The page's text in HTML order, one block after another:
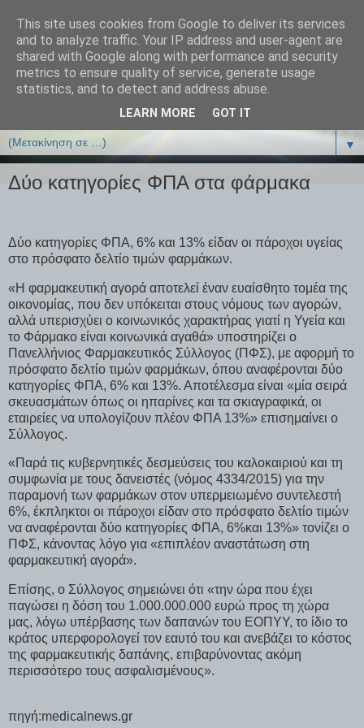
ΒΙΟΛΟΓΙΑonline.gr
Online Μαθήματα Βιολογίας
▼
Δύο κατηγορίες ΦΠΑ στα φάρμακα
Δύο κατηγορίες ΦΠΑ, 6% και 13% είδαν οι πάροχοι υγείας
στο πρόσφατο δελτίο τιμών φαρμάκων.
«Η φαρμακευτική αγορά αποτελεί έναν ευαίσθητο τομέα της
οικονομίας, που δεν υπόκειται στους νόμους των αγορών,
αλλά υπερισχύει ο κοινωνικός χαρακτήρας γιατί η Υγεία και
το Φάρμακο είναι κοινωνικά αγαθά» υποστηρίζει ο
Πανελλήνιος Φαρμακευτικός Σύλλογος (ΠΦΣ), με αφορμή το
πρόσφατο δελτίο τιμών φαρμάκων, όπου αναφέρονται δύο
κατηγορίες ΦΠΑ, 6% και 13%. Αποτέλεσμα είναι «μία σειρά
σκευασμάτων όπως οι ηπαρίνες και τα σκιαγραφικά, οι
εταιρείες να υπολογίζουν πλέον ΦΠΑ 13%» επισημαίνει ο
Σύλλογος.
«Παρά τις κυβερνητικές δεσμεύσεις του καλοκαιριού και τη
συμφωνία με τους δανειστές (νόμος 4334/2015) για την
παραμονή των φαρμάκων στον υπερμειωμένο συντελεστή
6%, έκπληκτοι οι πάροχοι είδαν στο πρόσφατο δελτίο τιμών
να αναφέρονται δύο κατηγορίες ΦΠΑ, 6%και 13%» τονίζει ο
ΠΦΣ, κάνοντας λόγο για «επιπλέον αναστάτωση στη
φαρμακευτική αγορά».
Επίσης, ο Σύλλογος σημειώνει ότι «την ώρα που έχει
παγώσει η δόση του 1.000.000.000 ευρώ προς τη χώρα
μας, λόγω υπέρβασης των δαπανών του ΕΟΠΥΥ, το ίδιο το
κράτος υπερφορολογεί τον εαυτό του και ανεβάζει το κόστος
της φαρμακευτικής δαπάνης, επιβαρύνοντας ακόμη
περισσότερο τους ασφαλισμένους».
πηγή:medicalnews.gr
This site uses cookies from Google to deliver its services
and to analyze traffic. Your IP address and user-agent are
shared with Google along with performance and security
metrics to ensure quality of service, generate usage
statistics, and to detect and address abuse.
LEARN MORE GOT IT